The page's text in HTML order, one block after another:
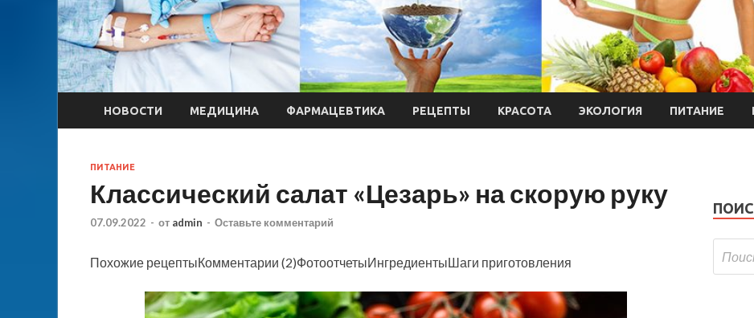
НОВОСТИ МЕДИЦИНА ФАРМАЦЕВТИКА РЕЦЕПТЫ КРАСОТА ЭКОЛОГИЯ ПИТАНИЕ
ПИТАНИЕ
Классический салат «Цезарь» на скорую руку
07.09.2022 - от admin - Оставьте комментарий
Похожие рецептыКомментарии (2)ФотоотчетыИнгредиентыШаги приготовления